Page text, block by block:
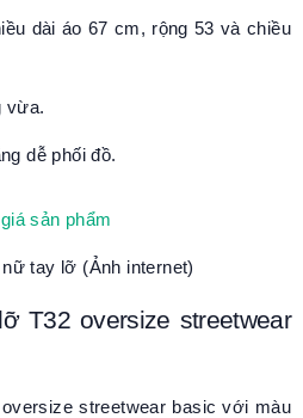
dài áo 67 cm, rộng 53 và chiều
vừa.
dễ phối đồ.
sản phẩm
tay lỡ (Ảnh internet)
T32 oversize streetwear
streetwear basic với màu